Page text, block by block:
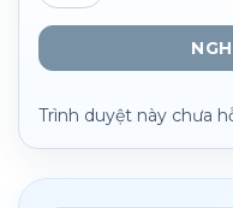
Trình duyệt này chưa